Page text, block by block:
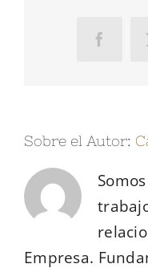
Sobre el Autor:
Empresa.